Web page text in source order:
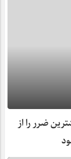
ضرر را از